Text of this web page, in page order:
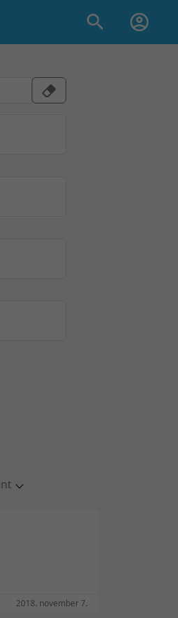
2018. november 7.